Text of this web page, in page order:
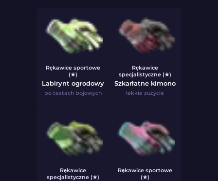
Rękawice sportowe
(★)
Labirynt ogrodowy
po testach bojowych
Rękawice
specjalistyczne (★)
Szkarłatne kimono
lekkie zużycie
Rękawice
specjalistyczne (★)
Rękawice sportowe
(★)